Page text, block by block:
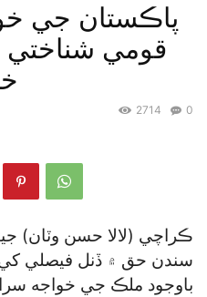
پاڪستان جي
قومي شناختي
0
2714
ڪراچي (لالا حسن وٽان)
باوجود ملڪ جي خواجه